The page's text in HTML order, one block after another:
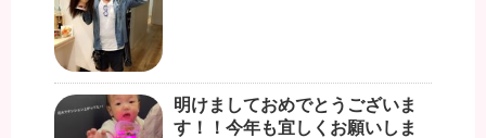
明けましておめでとうございま
す！！今年も宜しくお願いしま